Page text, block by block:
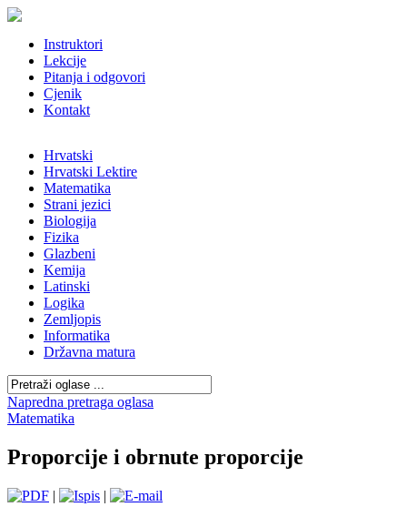
Instruktori
Lekcije
Pitanja i odgovori
Cjenik
Kontakt
Hrvatski
Hrvatski Lektire
Matematika
Strani jezici
Biologija
Fizika
Glazbeni
Kemija
Latinski
Logika
Zemljopis
Informatika
Državna matura
Napredna pretraga oglasa
Matematika
Proporcije i obrnute proporcije
|
|